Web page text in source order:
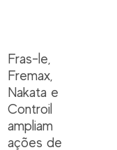
Fras-le,
Fremax,
Nakata e
Controil
ampliam
ações de